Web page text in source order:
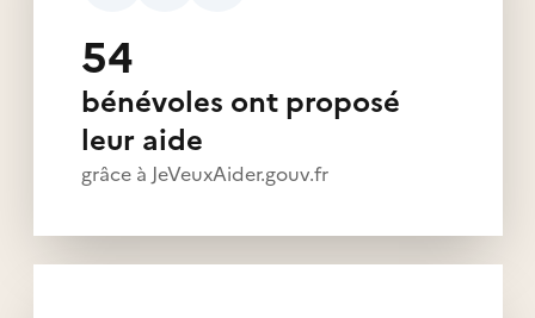
54
bénévoles ont proposé
leur aide
grâce à JeVeuxAider.gouv.fr